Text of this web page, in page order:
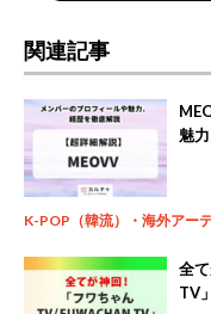
関連記事
魅
K-POP（韓流）・海外アー
全
TV